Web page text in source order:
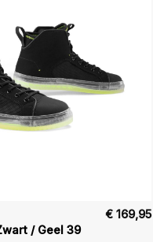
/ Geel 39
€ 169,95